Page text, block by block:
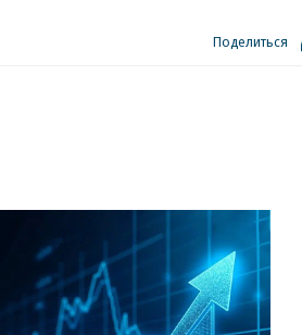
Поделиться